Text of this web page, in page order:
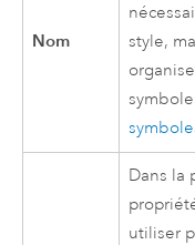
Nom
style,
Dans la
utiliser